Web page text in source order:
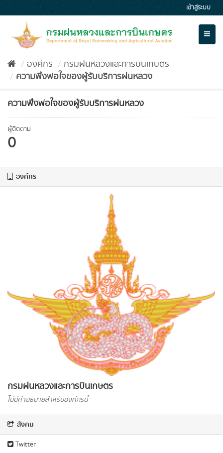
to
เข้าสู่ระบบ
องค์กร
กรมฝนหลวงและการบินเกษตร
ความพึงพอใจของผู้รับบริการฝนหลวง
ความพึงพอใจของผู้รับบริการฝนหลวง
ผู้ติดตาม
0
องค์กร
กรมฝนหลวงและการบินเกษตร
ไม่มีคำอธิบายสำหรับองค์กรนี้
สังคม
Twitter